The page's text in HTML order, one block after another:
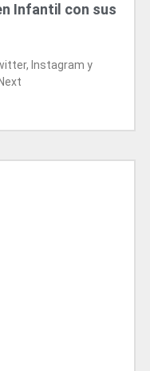
Infantil con sus
Instagram y